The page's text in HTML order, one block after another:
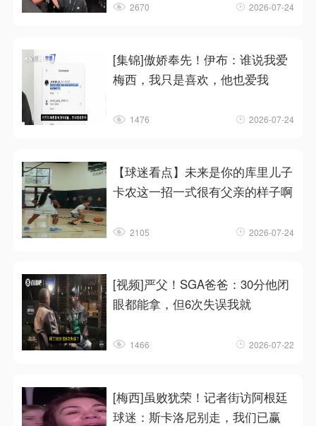
2670 2026-07-24
[集锦]傲娇奉先！伊布：谁说我爱
梅西，我只是喜欢，他也爱我
1476 2026-07-24
【球迷看点】未来是你的库里儿子
卡农这一招一式很有父亲的样子啊
2105 2026-07-24
[视频]严父！SGA爸爸：30分他闭
眼都能拿，但6次失误我就
1466 2026-07-22
[梅西]虽败犹荣！记者街访阿根廷
球迷：斯卡洛尼别走，我们已赢